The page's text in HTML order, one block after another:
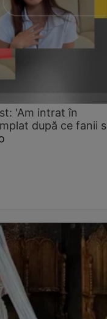
'Am intrat în
după ce fanii